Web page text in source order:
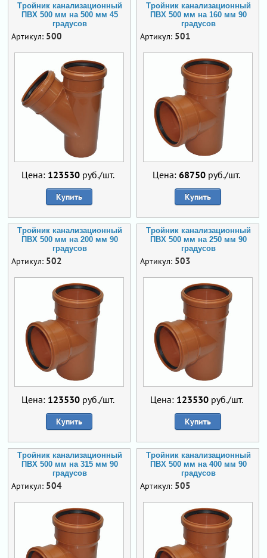
Тройник канализационный
ПВХ 500 мм на 500 мм 45
градусов
Артикул: 500
Цена: 123530руб./шт.
Купить
Тройник канализационный
ПВХ 500 мм на 160 мм 90
градусов
Артикул: 501
Цена: 68750 руб./шт.
Купить
Тройник канализационный
ПВХ 500 мм на 200 мм 90
градусов
Артикул: 502
Цена: 123530руб./шт.
Купить
Тройник канализационный
ПВХ 500 мм на 250 мм 90
градусов
Артикул: 503
Цена: 123530руб./шт.
Купить
Тройник канализационный
ПВХ 500 мм на 315 мм 90
градусов
Артикул: 504
Тройник канализационный
ПВХ 500 мм на 400 мм 90
градусов
Артикул: 505